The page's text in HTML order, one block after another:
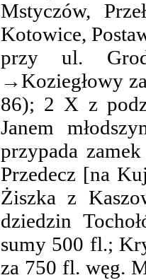
Mstyczów,
Kotowice,
przy ul.
→Koziegłowy
86); 2 X z
Janem
przypada
Przedecz [na
Żiszka z
dziedzin
sumy 500 fl.;
za 750 fl. węg.